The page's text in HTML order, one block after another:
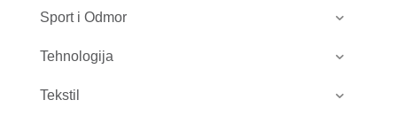
Sport i Odmor
Tehnologija
Tekstil